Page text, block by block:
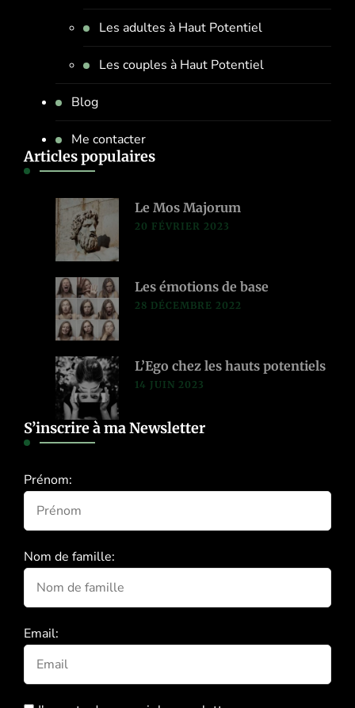
Les adultes à Haut Potentiel
Les couples à Haut Potentiel
Blog
Me contacter
Articles populaires
Le Mos Majorum
20 FÉVRIER 2023
Les émotions de base
28 DÉCEMBRE 2022
L’Ego chez les hauts potentiels
14 JUIN 2023
S’inscrire à ma Newsletter
Prénom:
Nom de famille:
Email: